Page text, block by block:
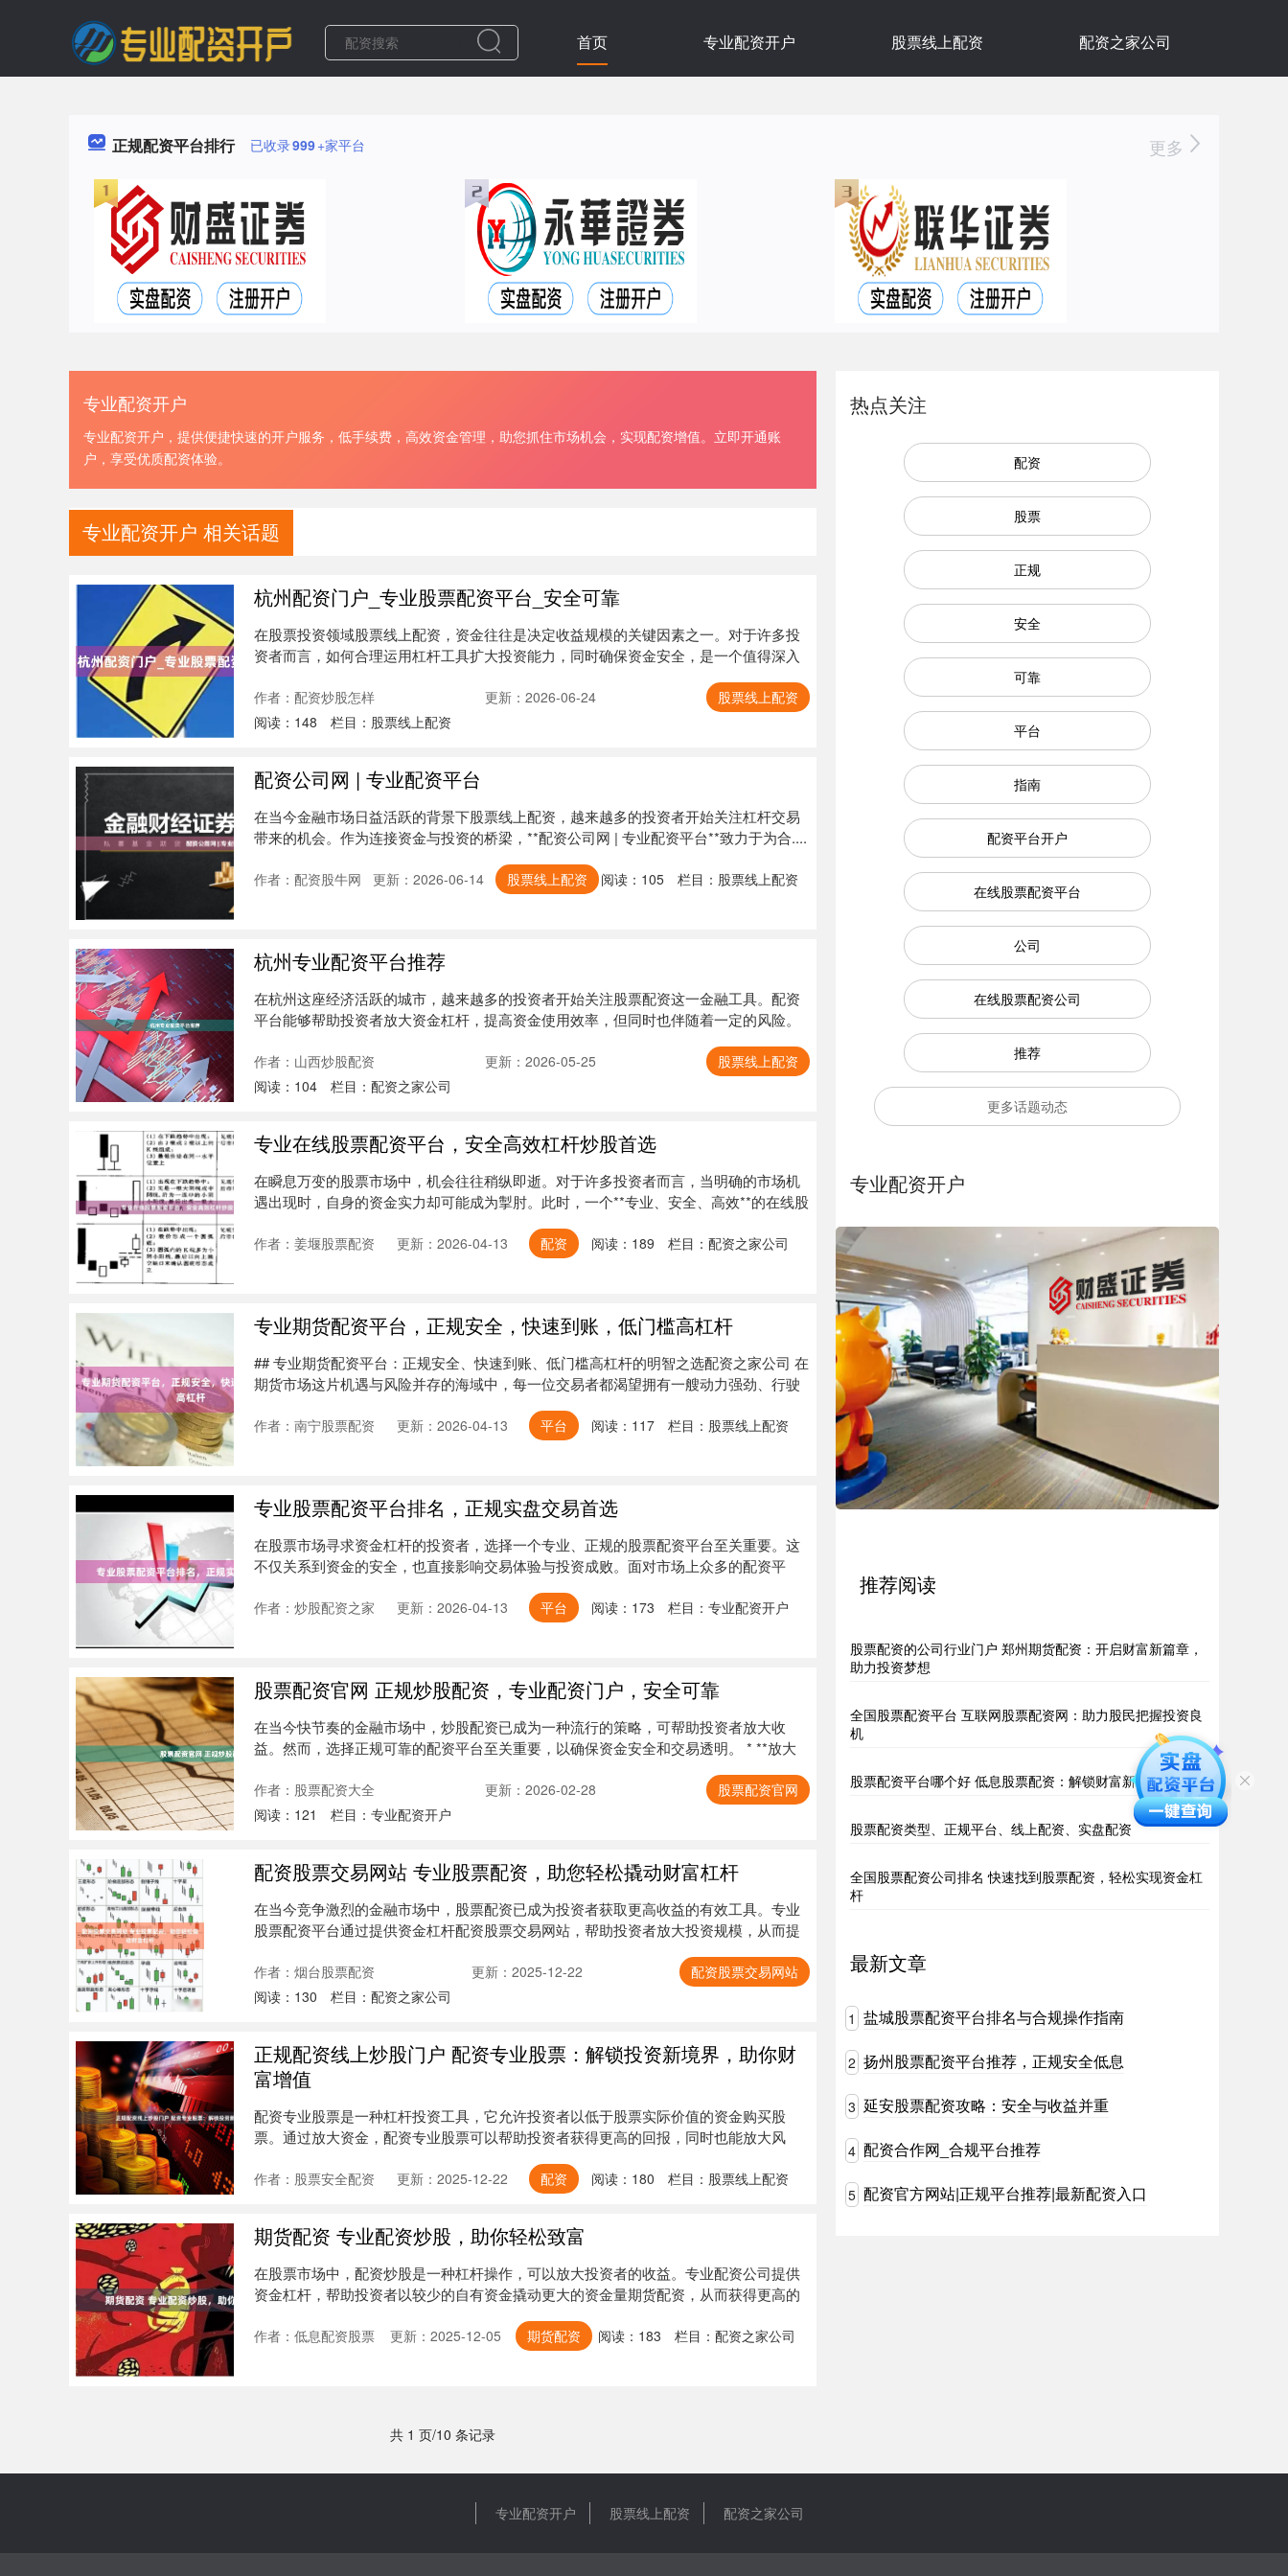
首页 专业配资开户 股票线上配资 配资之家公司
正规配资平台排行 已收录999+家平台 更多
专业配资开户
专业配资开户，提供便捷快速的开户服务，低手续费，高效资金管理，助您抓住市场机会，实现配资增值。立即开通账
户，享受优质配资体验。
专业配资开户 相关话题
杭州配资门户_专业股票配资平台_安全可靠
在股票投资领域股票线上配资，资金往往是决定收益规模的关键因素之一。对于许多投
资者而言，如何合理运用杠杆工具扩大投资能力，同时确保资金安全，是一个值得深入
作者：配资炒股怎样 更新：2026-06-24
股票线上配资
阅读： 148 栏目： 股票线上配资
配资公司网 | 专业配资平台
在当今金融市场日益活跃的背景下股票线上配资，越来越多的投资者开始关注杠杆交易
带来的机会。作为连接资金与投资的桥梁，**配资公司网 | 专业配资平台**致力于为合....
作者：配资股牛网 更新：2026-06-14 股票线上配资 阅读： 105 栏目： 股票线上配资
杭州专业配资平台推荐
在杭州这座经济活跃的城市，越来越多的投资者开始关注股票配资这一金融工具。配资
平台能够帮助投资者放大资金杠杆，提高资金使用效率，但同时也伴随着一定的风险。
作者：山西炒股配资 更新：2026-05-25
股票线上配资
阅读： 104 栏目： 配资之家公司
专业在线股票配资平台，安全高效杠杆炒股首选
在瞬息万变的股票市场中，机会往往稍纵即逝。对于许多投资者而言，当明确的市场机
遇出现时，自身的资金实力却可能成为掣肘。此时，一个**专业、安全、高效**的在线股
作者：姜堰股票配资 更新：2026-04-13 配资 阅读： 189 栏目： 配资之家公司
专业期货配资平台，正规安全，快速到账，低门槛高杠杆
## 专业期货配资平台：正规安全、快速到账、低门槛高杠杆的明智之选配资之家公司 在
期货市场这片机遇与风险并存的海域中，每一位交易者都渴望拥有一艘动力强劲、行驶
作者：南宁股票配资 更新：2026-04-13 平台 阅读： 117 栏目： 股票线上配资
专业股票配资平台排名，正规实盘交易首选
在股票市场寻求资金杠杆的投资者，选择一个专业、正规的股票配资平台至关重要。这
不仅关系到资金的安全，也直接影响交易体验与投资成败。面对市场上众多的配资平
作者：炒股配资之家 更新：2026-04-13 平台 阅读： 173 栏目： 专业配资开户
股票配资官网 正规炒股配资，专业配资门户，安全可靠
在当今快节奏的金融市场中，炒股配资已成为一种流行的策略，可帮助投资者放大收
益。然而，选择正规可靠的配资平台至关重要，以确保资金安全和交易透明。 * **放大
作者：股票配资大全 更新：2026-02-28
股票配资官网
阅读： 121 栏目： 专业配资开户
配资股票交易网站 专业股票配资，助您轻松撬动财富杠杆
在当今竞争激烈的金融市场中，股票配资已成为投资者获取更高收益的有效工具。专业
股票配资平台通过提供资金杠杆配资股票交易网站，帮助投资者放大投资规模，从而提
作者：烟台股票配资 更新：2025-12-22
配资股票交易网站
阅读： 130 栏目： 配资之家公司
正规配资线上炒股门户 配资专业股票：解锁投资新境界，助你财
富增值
配资专业股票是一种杠杆投资工具，它允许投资者以低于股票实际价值的资金购买股
票。通过放大资金，配资专业股票可以帮助投资者获得更高的回报，同时也能放大风
作者：股票安全配资 更新：2025-12-22 配资 阅读： 180 栏目： 股票线上配资
期货配资 专业配资炒股，助你轻松致富
在股票市场中，配资炒股是一种杠杆操作，可以放大投资者的收益。专业配资公司提供
资金杠杆，帮助投资者以较少的自有资金撬动更大的资金量期货配资，从而获得更高的
作者：低息配资股票 更新：2025-12-05 期货配资 阅读： 183 栏目： 配资之家公司
共 1 页/10 条记录
热点关注
配资
股票
正规
安全
可靠
平台
指南
配资平台开户
在线股票配资平台
公司
在线股票配资公司
推荐
更多话题动态
专业配资开户
推荐阅读
股票配资的公司行业门户 郑州期货配资：开启财富新篇章，
助力投资梦想
全国股票配资平台 互联网股票配资网：助力股民把握投资良
机
股票配资平台哪个好 低息股票配资：解锁财富新大门
股票配资类型、正规平台、线上配资、实盘配资
全国股票配资公司排名 快速找到股票配资，轻松实现资金杠
杆
最新文章
1 盐城股票配资平台排名与合规操作指南
2 扬州股票配资平台推荐，正规安全低息
3 延安股票配资攻略：安全与收益并重
4 配资合作网_合规平台推荐
5 配资官方网站|正规平台推荐|最新配资入口
专业配资开户 股票线上配资 配资之家公司